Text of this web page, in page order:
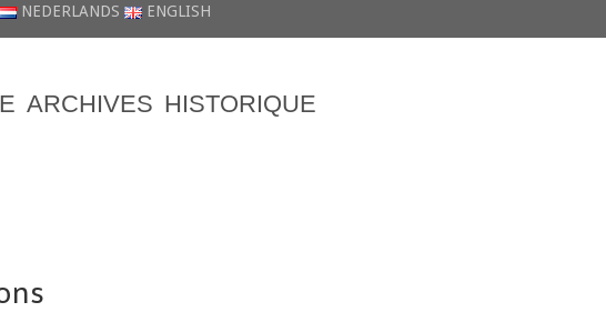
NEDERLANDS ENGLISH
ARCHIVES HISTORIQUE